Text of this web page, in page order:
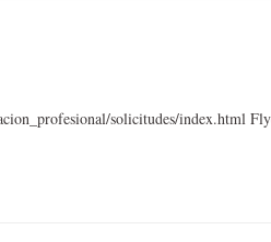
solicitudes/index.html